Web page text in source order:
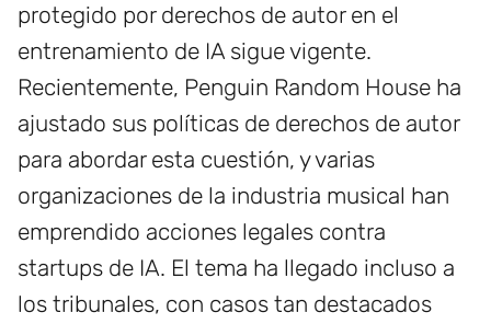
protegido por derechos de autor en el
entrenamiento de IA sigue vigente.
Recientemente, Penguin Random House ha
ajustado sus políticas de derechos de autor
para abordar esta cuestión, y varias
organizaciones de la industria musical han
emprendido acciones legales contra
startups de IA. El tema ha llegado incluso a
los tribunales, con casos tan destacados